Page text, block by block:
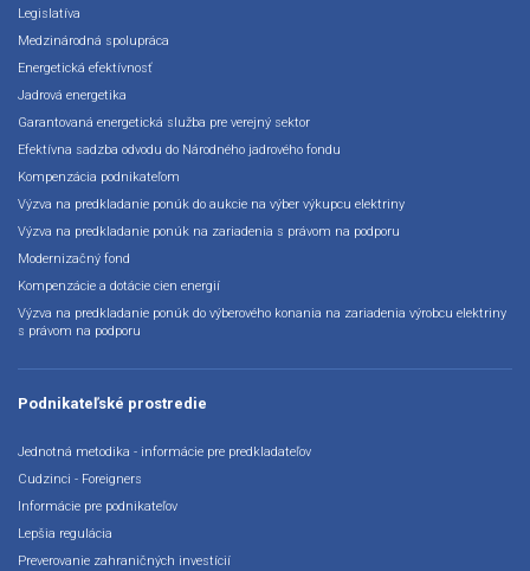
Legislatíva
Medzinárodná spolupráca
Energetická efektívnosť
Jadrová energetika
Garantovaná energetická služba pre verejný sektor
Efektívna sadzba odvodu do Národného jadrového fondu
Kompenzácia podnikateľom
Výzva na predkladanie ponúk do aukcie na výber výkupcu elektriny
Výzva na predkladanie ponúk na zariadenia s právom na podporu
Modernizačný fond
Kompenzácie a dotácie cien energií
Výzva na predkladanie ponúk do výberového konania na zariadenia výrobcu elektriny
s právom na podporu
Podnikateľské prostredie
Jednotná metodika - informácie pre predkladateľov
Cudzinci - Foreigners
Informácie pre podnikateľov
Lepšia regulácia
Preverovanie zahraničných investícií